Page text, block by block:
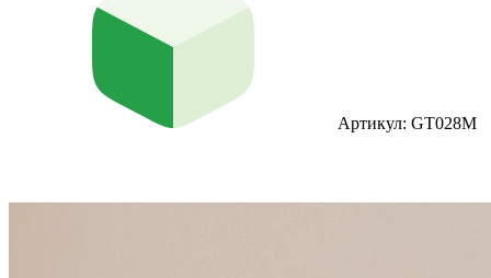
Артикул: GT028M